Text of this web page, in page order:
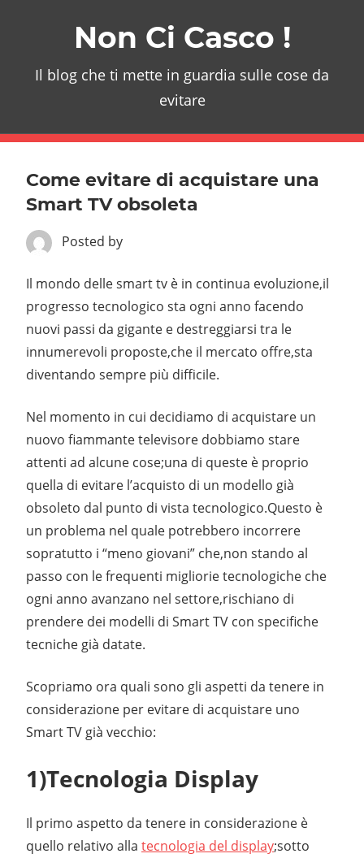
Non Ci Casco !
Il blog che ti mette in guardia sulle cose da
evitare
Come evitare di acquistare una
Smart TV obsoleta
Posted by
Il mondo delle smart tv è in continua evoluzione,il
progresso tecnologico sta ogni anno facendo
nuovi passi da gigante e destreggiarsi tra le
innumerevoli proposte,che il mercato offre,sta
diventando sempre più difficile.
Nel momento in cui decidiamo di acquistare un
nuovo fiammante televisore dobbiamo stare
attenti ad alcune cose;una di queste è proprio
quella di evitare l’acquisto di un modello già
obsoleto dal punto di vista tecnologico.Questo è
un problema nel quale potrebbero incorrere
sopratutto i “meno giovani” che,non stando al
passo con le frequenti migliorie tecnologiche che
ogni anno avanzano nel settore,rischiano di
prendere dei modelli di Smart TV con specifiche
tecniche già datate.
Scopriamo ora quali sono gli aspetti da tenere in
considerazione per evitare di acquistare uno
Smart TV già vecchio:
1)Tecnologia Display
Il primo aspetto da tenere in considerazione è
quello relativo alla tecnologia del display;sotto